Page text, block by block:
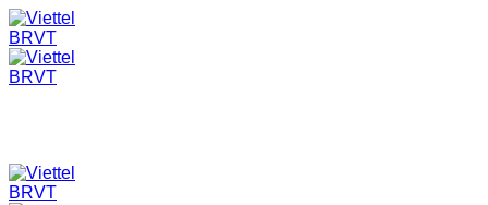
Skip
to
content